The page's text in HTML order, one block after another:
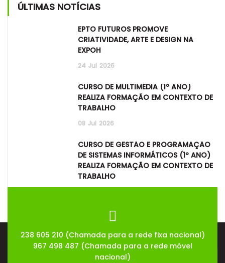
ÚLTIMAS NOTÍCIAS
EPTO FUTUROS PROMOVE
CRIATIVIDADE, ARTE E DESIGN NA
EXPOH
24 Jul 2026
CURSO DE MULTIMÉDIA (1º ANO)
REALIZA FORMAÇÃO EM CONTEXTO DE
TRABALHO
08 Jul 2026
CURSO DE GESTÃO E PROGRAMAÇÃO
DE SISTEMAS INFORMÁTICOS (1º ANO)
REALIZA FORMAÇÃO EM CONTEXTO DE
TRABALHO
238 605 210 (Chamada para a rede fixa nacional)
967 498 487 (Chamada para a rede móvel
nacional)